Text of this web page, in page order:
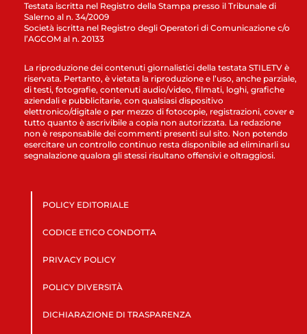
Testata iscritta nel Registro della Stampa presso il Tribunale di
Salerno al n. 34/2009
Società iscritta nel Registro degli Operatori di Comunicazione c/o
l’AGCOM al n. 20133
La riproduzione dei contenuti giornalistici della testata STILETV è
riservata. Pertanto, è vietata la riproduzione e l’uso, anche parziale,
di testi, fotografie, contenuti audio/video, filmati, loghi, grafiche
aziendali e pubblicitarie, con qualsiasi dispositivo
elettronico/digitale o per mezzo di fotocopie, registrazioni, cover e
tutto quanto è ascrivibile a copia non autorizzata. La redazione
non è responsabile dei commenti presenti sul sito. Non potendo
esercitare un controllo continuo resta disponibile ad eliminarli su
segnalazione qualora gli stessi risultano offensivi e oltraggiosi.
POLICY EDITORIALE
CODICE ETICO CONDOTTA
PRIVACY POLICY
POLICY DIVERSITÀ
DICHIARAZIONE DI TRASPARENZA